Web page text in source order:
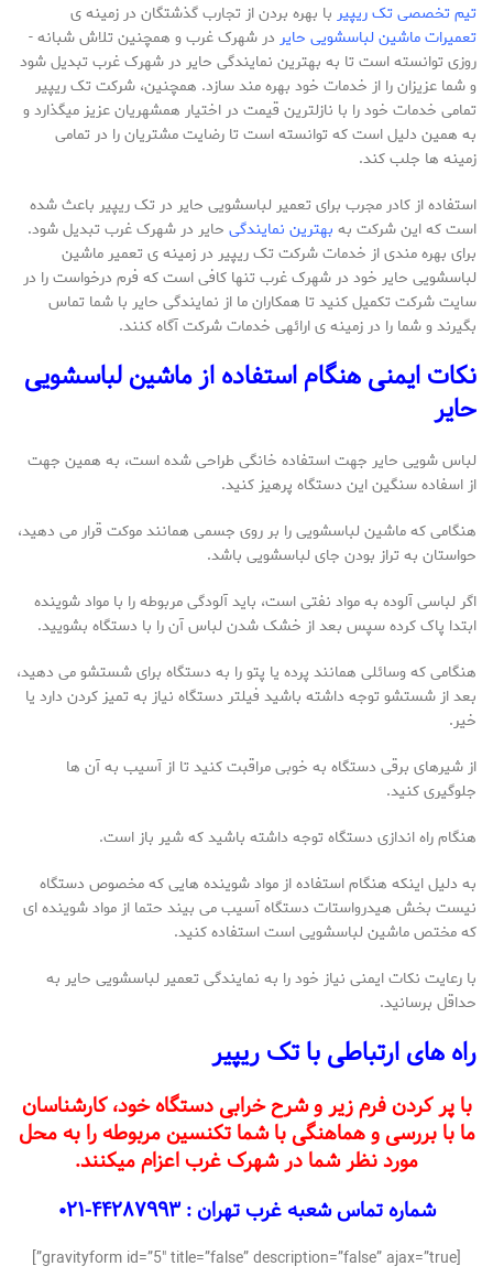
تیم تخصصی تک ریپیر با بهره بردن از تجارب گذشتگان در زمینه­ ی
تعمیرات ماشین لباسشویی حایردر شهرک غرب و همچنین تلاش شبانه ­
روزی توانسته است تا به بهترین نمایندگی حایر در شهرک غرب تبدیل شود
و شما عزیزان را از خدمات خود بهره­ مند سازد. همچنین، شرکت تک ریپیر
تمامی خدمات خود را با نازل­ترین قیمت در اختیار همشهریان عزیز می­گذارد و
به همین دلیل است که توانسته است تا رضایت مشتریان را در تمامی
زمینه­ ها جلب کند.
استفاده از کادر مجرب برای تعمیر لباسشویی حایر در تک ریپیر باعث شده
است که این شرکت به بهترین نمایندگی حایر در شهرک غرب تبدیل شود.
برای بهره­ مندی از خدمات شرکت تک ریپیر در زمینه­ ی تعمیر ماشین
لباسشویی حایر خود در شهرک غرب تنها کافی است که فرم درخواست را در
سایت شرکت تکمیل کنید تا همکاران ما از نمایندگی حایر با شما تماس
بگیرند و شما را در زمینه­ ی ارائه­ی خدمات شرکت آگاه کنند.
نکات ایمنی هنگام استفاده از ماشین لباسشویی
حایر
لباس شویی حایر جهت استفاده خانگی طراحی شده است، به همین جهت
از اسفاده سنگین این دستگاه پرهیز کنید.
هنگامی که ماشین لباسشویی را بر روی جسمی همانند موکت قرار می دهید،
حواستان به تراز بودن جای لباسشویی باشد.
اگر لباسی آلوده به مواد نفتی است، باید آلودگی مربوطه را با مواد شوینده
ابتدا پاک کرده سپس بعد از خشک شدن لباس آن را با دستگاه بشویید.
هنگامی که وسائلی همانند پرده یا پتو را به دستگاه برای شستشو می دهید،
بعد از شستشو توجه داشته باشید فیلتر دستگاه نیاز به تمیز کردن دارد یا
خیر.
از شیرهای برقی دستگاه به خوبی مراقبت کنید تا از آسیب به آن ها
جلوگیری کنید.
هنگام راه اندازی دستگاه توجه داشته باشید که شیر باز است.
به دلیل اینکه هنگام استفاده از مواد شوینده هایی که مخصوص دستگاه
نیست بخش هیدرواستات دستگاه آسیب می بیند حتما از مواد شوینده ای
که مختص ماشین لباسشویی است استفاده کنید.
با رعایت نکات ایمنی نیاز خود را به نمایندگی تعمیر لباسشویی حایر به
حداقل برسانید.
راه های ارتباطی با تک ریپیر
با پر کردن فرم زیر و شرح خرابی دستگاه خود، کارشناسان
ما با بررسی و هماهنگی با شما تکنسین مربوطه را به محل
مورد نظر شما در شهرک غرب اعزام میکنند.
شماره تماس شعبه غرب تهران : ۴۴۲۸۷۹۹۳-۰۲۱
[gravityform id=”5″ title=”false” description=”false” ajax=”true”]